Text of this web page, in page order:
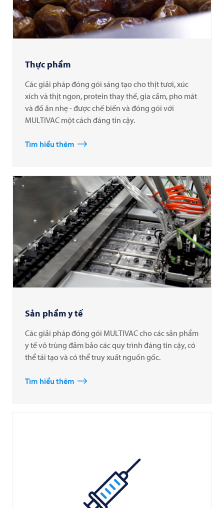
Thực phẩm
Các giải pháp đóng gói sáng tạo cho thịt tươi, xúc
xích và thịt ngon, protein thay thế, gia cầm, pho mát
và đồ ăn nhẹ - được chế biến và đóng gói với
MULTIVAC một cách đáng tin cậy.
Tìm hiểu thêm
Sản phẩm y tế
Các giải pháp đóng gói MULTIVAC cho các sản phẩm
y tế vô trùng đảm bảo các quy trình đáng tin cậy, có
thể tái tạo và có thể truy xuất nguồn gốc.
Tìm hiểu thêm